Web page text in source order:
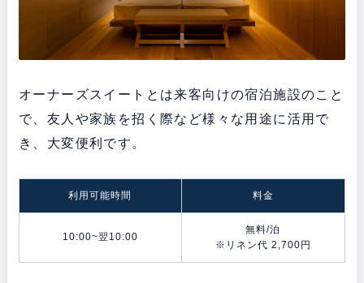
オーナーズスイートとは来客向けの宿泊施設のこと
で、友人や家族を招く際など様々な用途に活用で
き、大変便利です。
利用可能時間 料金
10:00~翌10:00
無料/泊
※リネン代 2,700円